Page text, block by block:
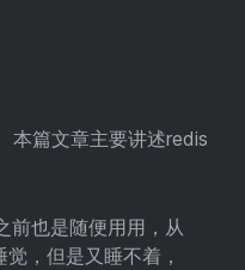
本篇文章主要讲述redis
前也是随便用用，从
，但是又睡不着，